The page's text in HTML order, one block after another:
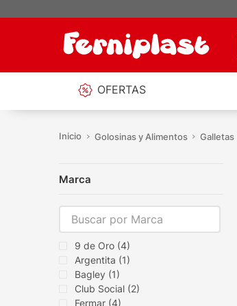
OFERTAS
Golosinas y Alimentos Galletas
Marca
9 de Oro (4)
Argentita (1)
Bagley (1)
Club Social (2)
Fermar (4)